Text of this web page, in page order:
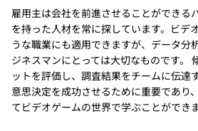
雇用主は会社を前進させることができる
を持った人材を常に探しています。ビデ
うな職業にも適用できますが、データ分
ジネスマンにとっては大切なものです。
ットを評価し、調査結果をチームに伝達
意思決定を成功させるために重要であり
てビデオゲームの世界で学ぶことができま